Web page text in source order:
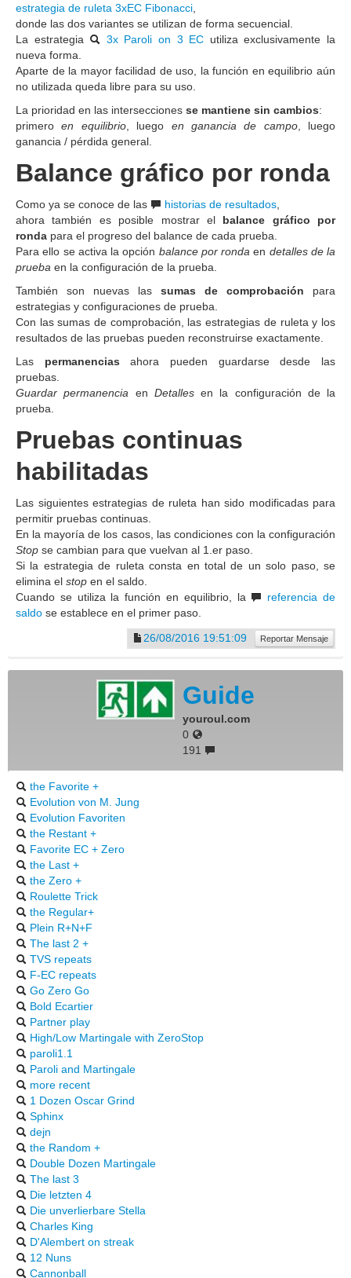
estrategia de ruleta 3xEC Fibonacci
donde las dos variantes se utilizan de forma secuencial.
La estrategia
3x Paroli on 3 EC utiliza exclusivamente la
nueva forma.
Aparte de la mayor facilidad de uso, la función en equilibrio aún
no utilizada queda libre para su uso.
La prioridad en las intersecciones se mantiene sin cambios:
primeroen equilibrio, luego en ganancia de campo, luego
ganancia / pérdida general.
Balance gráfico por ronda
Como ya se conoce de las historias de resultados
ahora también es posible mostrar el balance gráfico por
ronda para el progreso del balance de cada prueba.
Para ello se activa la opción balance por ronda en detalles de la
prueba en la configuración de la prueba.
También son nuevas las sumas de comprobación para
estrategias y configuraciones de prueba.
Con las sumas de comprobación, las estrategias de ruleta y los
resultados de las pruebas pueden reconstruirse exactamente.
Las permanencias ahora pueden guardarse desde las
pruebas.
Guardar permanencia en Detallesen la configuración de la
prueba.
Pruebas continuas
habilitadas
Las siguientes estrategias de ruleta han sido modificadas para
permitir pruebas continuas.
En la mayoría de los casos, las condiciones con la configuración
Stop se cambian para que vuelvan al 1.er paso.
Si la estrategia de ruleta consta en total de un solo paso, se
elimina el stop en el saldo.
Cuando se utiliza la función en equilibrio, la
referencia de
saldo se establece en el primer paso.
26/08/2016 19:51:09
Reportar Mensaje
Guide
youroul.com
0
191
the Favorite +
Evolution von M. Jung
Evolution Favoriten
the Restant +
Favorite EC + Zero
the Last +
the Zero +
Roulette Trick
the Regular+
Plein R+N+F
The last 2 +
TVS repeats
F-EC repeats
Go Zero Go
Bold Ecartier
Partner play
High/Low Martingale with ZeroStop
paroli1.1
Paroli and Martingale
more recent
1 Dozen Oscar Grind
Sphinx
dejn
the Random +
Double Dozen Martingale
The last 3
Die letzten 4
Die unverlierbare Stella
Charles King
D'Alembert on streak
12 Nuns
Cannonball